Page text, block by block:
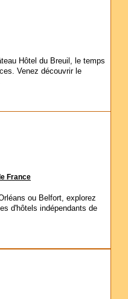
Hôtel du Breuil, le temps
Venez découvrir le
France
ou Belfort, explorez
d'hôtels indépendants de